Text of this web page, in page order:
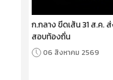
ก.กลาง ขีดเส้น 31 ส.ค.
สอบท้องถิ่น
06 สิงหาคม 2569